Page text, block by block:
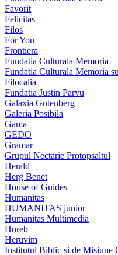
Favorit
Felicitas
Filos
For You
Frontiera
Fundatia Culturala Memoria
Fundatia Culturala Memoria
Filocalia
Fundatia Justin Parvu
Galaxia Gutenberg
Galeria Posibila
Gama
GEDO
Gramar
Grupul Nectarie Protopsaltul
Herald
Herg Benet
House of Guides
Humanitas
HUMANITAS junior
Humanitas Multimedia
Horeb
Heruvim
Institutul Biblic si de Misiune